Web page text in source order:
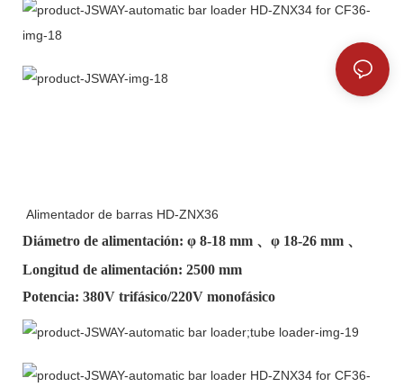
Alimentador de barras HD-ZNX36
Diámetro de alimentación: φ 8-18 mm 、φ 18-26 mm 、
Longitud de alimentación: 2500 mm
Potencia: 380V trifásico/220V monofásico